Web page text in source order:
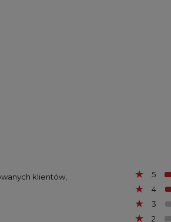
klientów,
5
4
3
2